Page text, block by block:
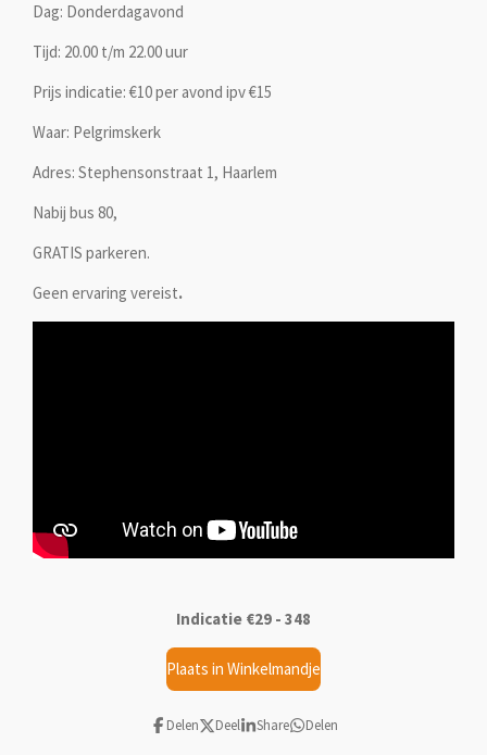
Dag: Donderdagavond
Tijd: 20.00 t/m 22.00 uur
Prijs indicatie: €10 per avond ipv €15
Waar: Pelgrimskerk
Adres: Stephensonstraat 1, Haarlem
Nabij bus 80,
GRATIS parkeren.
Geen ervaring vereist.
Indicatie €29 - 348
Plaats in Winkelmandje
Delen Deel Share Delen